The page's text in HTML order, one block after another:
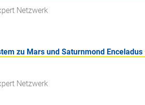
Netzwerk
zu Mars und Saturnmond
Netzwerk